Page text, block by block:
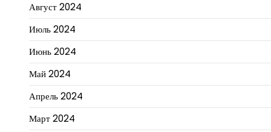
Август 2024
Июль 2024
Июнь 2024
Май 2024
Апрель 2024
Март 2024